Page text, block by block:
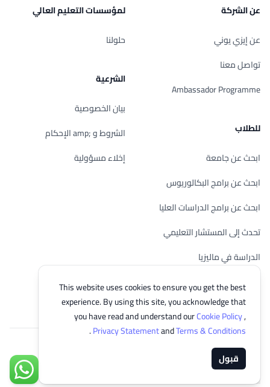
This website uses cookies to ensure you get the best
experience. By using this site, you acknowledge that
you have read and understand ourCookie Policy,
Privacy StatementandTerms & Conditions
.
قبول
تواصل
عن الشركة
عن إيزي يوني
تواصل معنا
Ambassador Programme
للطلاب
ابحث عن جامعة
ابحث عن برامج البكالوريوس
ابحث عن برامج الدراسات العليا
تحدث إلى المستشار التعليمي
الدراسة في ماليزيا
تحقق من أهليتك
لمؤسسات التعليم العالي
حلولنا
الشرعية
بيان الخصوصية
الشروط و ;amp الإحكام
إخلاء مسؤولية
© 2026 EasyUni Sdn Bhd, company registration number 200801016907
(818200-P). All rights reserved.